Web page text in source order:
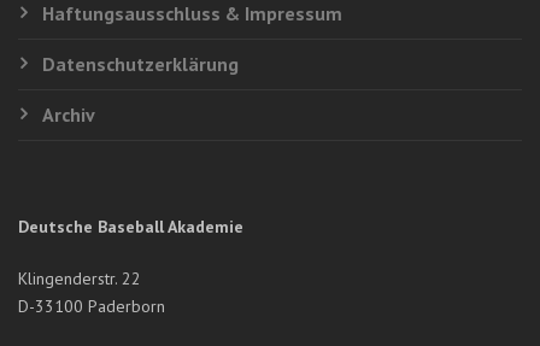
Haftungsausschluss & Impressum
Datenschutzerklärung
Archiv
Deutsche Baseball Akademie
Klingenderstr. 22
D-33100 Paderborn